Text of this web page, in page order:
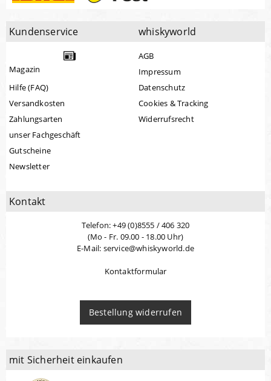
Kundenservice
Magazin
Hilfe (FAQ)
Versandkosten
Zahlungsarten
unser Fachgeschäft
Gutscheine
Newsletter
whiskyworld
AGB
Impressum
Datenschutz
Cookies & Tracking
Widerrufsrecht
Kontakt
Telefon: +49 (0)8555 / 406 320
(Mo - Fr. 09.00 - 18.00 Uhr)
E-Mail: service@whiskyworld.de
Kontaktformular
Bestellung widerrufen
mit Sicherheit einkaufen